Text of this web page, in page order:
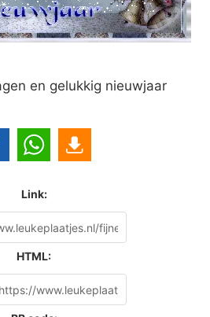
en gelukkig nieuwjaar
Link:
HTML: